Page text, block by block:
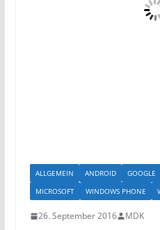
ALLGEMEIN ANDROID GOOGLE
MICROSOFT
WINDOWS PHONE
26. September 2016 MDK